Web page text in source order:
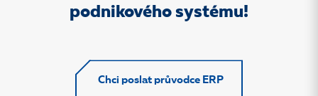
podnikového systému!
Chci poslat průvodce ERP